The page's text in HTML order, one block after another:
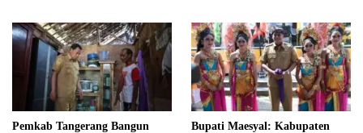
Pemkab Tangerang Bangun
Bupati Maesyal: Kabupaten